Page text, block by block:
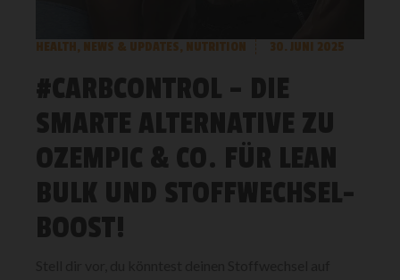
HEALTH, NEWS & UPDATES, NUTRITION 30. JUNI 2025
#CARBCONTROL – DIE
SMARTE ALTERNATIVE ZU
OZEMPIC & CO. FÜR LEAN
BULK UND STOFFWECHSEL-
BOOST!